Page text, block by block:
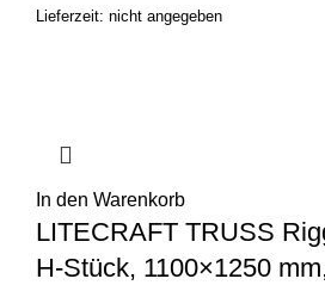
Lieferzeit: nicht angegeben
In den Warenkorb
LITECRAFT TRUSS
H-Stück, 1100×1250